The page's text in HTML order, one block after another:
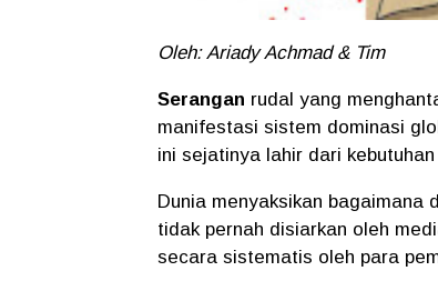
Oleh: Ariady Achmad & Tim
Serangan rudal yang
manifestasi sistem dominasi
ini sejatinya lahir dari
​Dunia menyaksikan bagaimana
tidak pernah disiarkan oleh
secara sistematis oleh para